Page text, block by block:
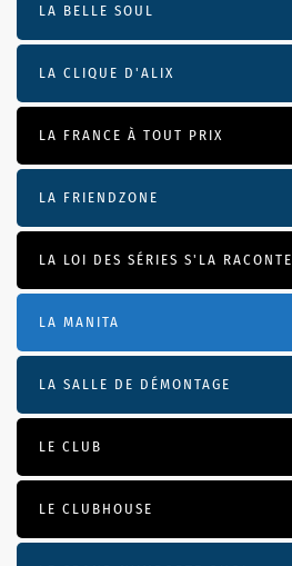
LA BELLE SOUL
LA CLIQUE D'ALIX
LA FRANCE À TOUT PRIX
LA FRIENDZONE
LA LOI DES SÉRIES S'LA RACONTE
LA MANITA
LA SALLE DE DÉMONTAGE
LE CLUB
LE CLUBHOUSE